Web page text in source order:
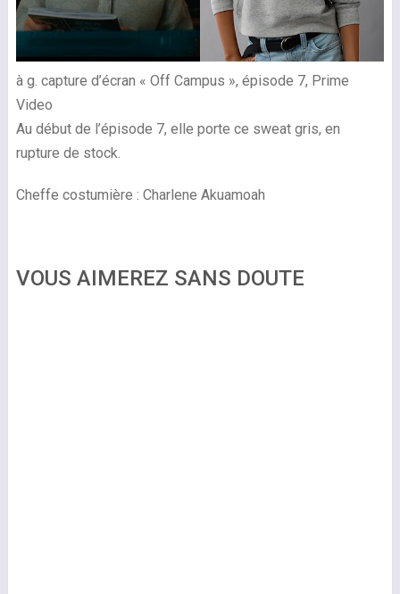
à g. capture d’écran « Off Campus », épisode 7, Prime
Video
Au début de l’épisode 7, elle porte ce sweat gris, en
rupture de stock.
Cheffe costumière : Charlene Akuamoah
VOUS AIMEREZ SANS DOUTE